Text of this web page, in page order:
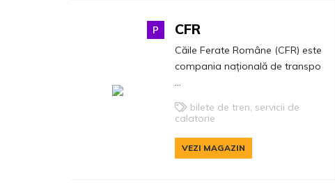
P CFR
Căile Ferate Române (CFR) este
compania națională de transpo
...
bilete de tren, servicii de
calatorie
VEZI MAGAZIN